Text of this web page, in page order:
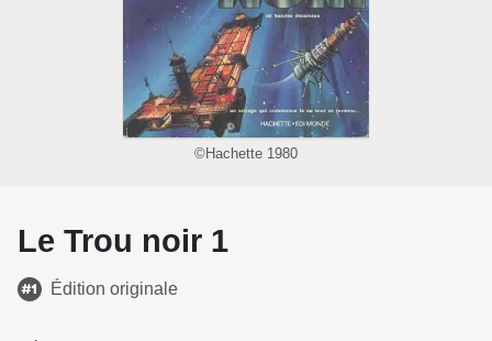
©Hachette 1980
Le Trou noir 1
Édition originale